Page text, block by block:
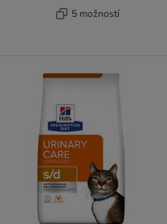
5 možností